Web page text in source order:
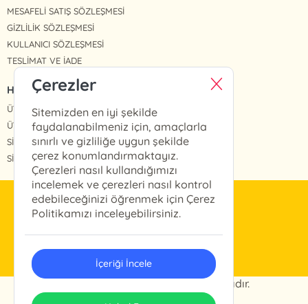
MESAFELİ SATIŞ SÖZLEŞMESİ
GİZLİLİK SÖZLEŞMESİ
KULLANICI SÖZLEŞMESİ
TESLİMAT VE İADE
HIZLI ERİŞİM
ÜYE OL
ÜYE GİRİŞ
SİPARİŞLERİM
SİPARİŞ TAKİP
info@arkabahce.com.tr
(0212) 327 46 13
© 2024 Arkabahçe. Her hakkı saklıdır.
Çerezler
Sitemizden en iyi şekilde
faydalanabilmeniz için, amaçlarla
sınırlı ve gizliliğe uygun şekilde
çerez konumlandırmaktayız.
Çerezleri nasıl kullandığımızı
incelemek ve çerezleri nasıl kontrol
edebileceğinizi öğrenmek için Çerez
Politikamızı inceleyebilirsiniz.
İçeriği İncele